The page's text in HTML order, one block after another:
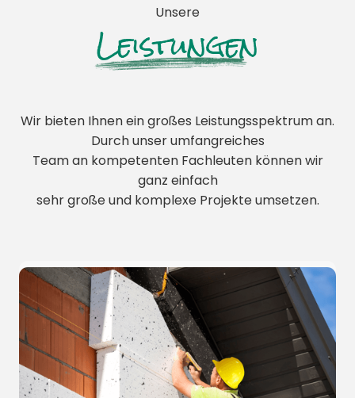
Unsere
Leistungen
Wir bieten Ihnen ein großes Leistungsspektrum an.
Durch unser umfangreiches
Team an kompetenten Fachleuten können wir
ganz einfach
sehr große und komplexe Projekte umsetzen.